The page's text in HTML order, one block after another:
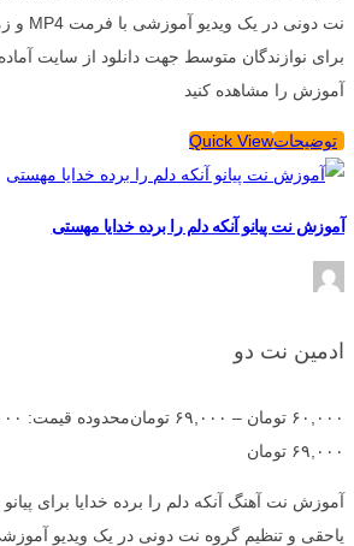
برای نوازندگان متوسط جهت دانلود از سایت آماده
آموزش را مشاهده کنید
توضیحاتQuick View
آموزش نت پیانو آنکه دلم را برده خدایا مهستی
ادمین نت دو
۶۰,۰۰۰ تومان – ۶۹,۰۰۰ تومان
۶۹,۰۰۰ تومان
آموزش نت آهنگ آنکه دلم را برده خدایا برای